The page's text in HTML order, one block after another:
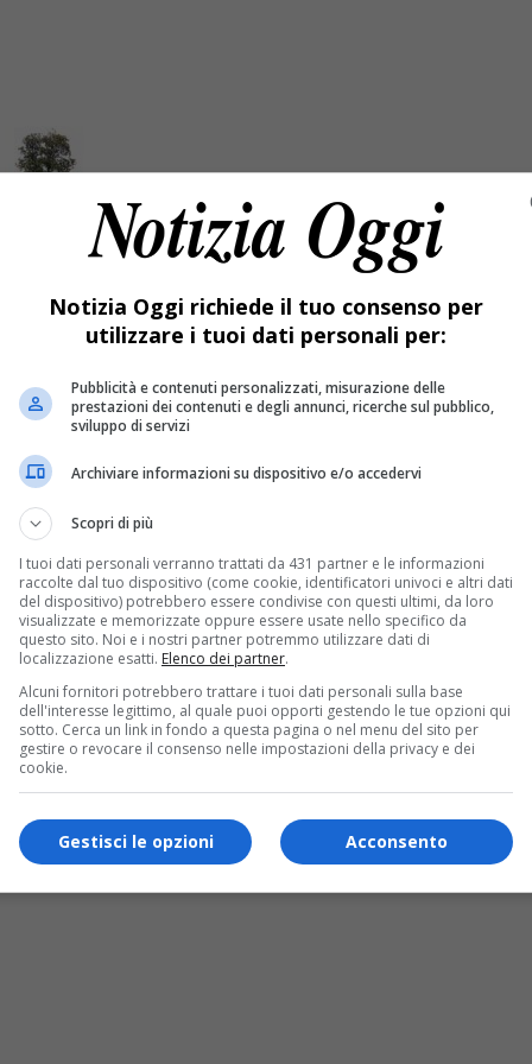
intervengono gli agronomi
le radici e iniettare dei “ricostituenti"
ancora: arrestato 73enne
le fiamme potrebbero arrivare fino al
Notizia Oggi richiede il tuo consenso per
utilizzare i tuoi dati personali per:
Pubblicità e contenuti personalizzati, misurazione delle
prestazioni dei contenuti e degli annunci, ricerche sul pubblico,
sviluppo di servizi
Archiviare informazioni su dispositivo e/o accedervi
Scopri di più
I tuoi dati personali verranno trattati da 431 partner e le informazioni
raccolte dal tuo dispositivo (come cookie, identificatori univoci e altri dati
del dispositivo) potrebbero essere condivise con questi ultimi, da loro
visualizzate e memorizzate oppure essere usate nello specifico da
questo sito. Noi e i nostri partner potremmo utilizzare dati di
localizzazione esatti. Elenco dei partner.
Alcuni fornitori potrebbero trattare i tuoi dati personali sulla base
dell'interesse legittimo, al quale puoi opporti gestendo le tue opzioni qui
sotto. Cerca un link in fondo a questa pagina o nel menu del sito per
gestire o revocare il consenso nelle impostazioni della privacy e dei
cookie.
Acconsento
Gestisci le opzioni